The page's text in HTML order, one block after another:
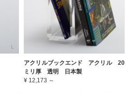
アクリルブックエンド アクリル 20
ミリ厚 透明 日本製
¥ 12,173 ～